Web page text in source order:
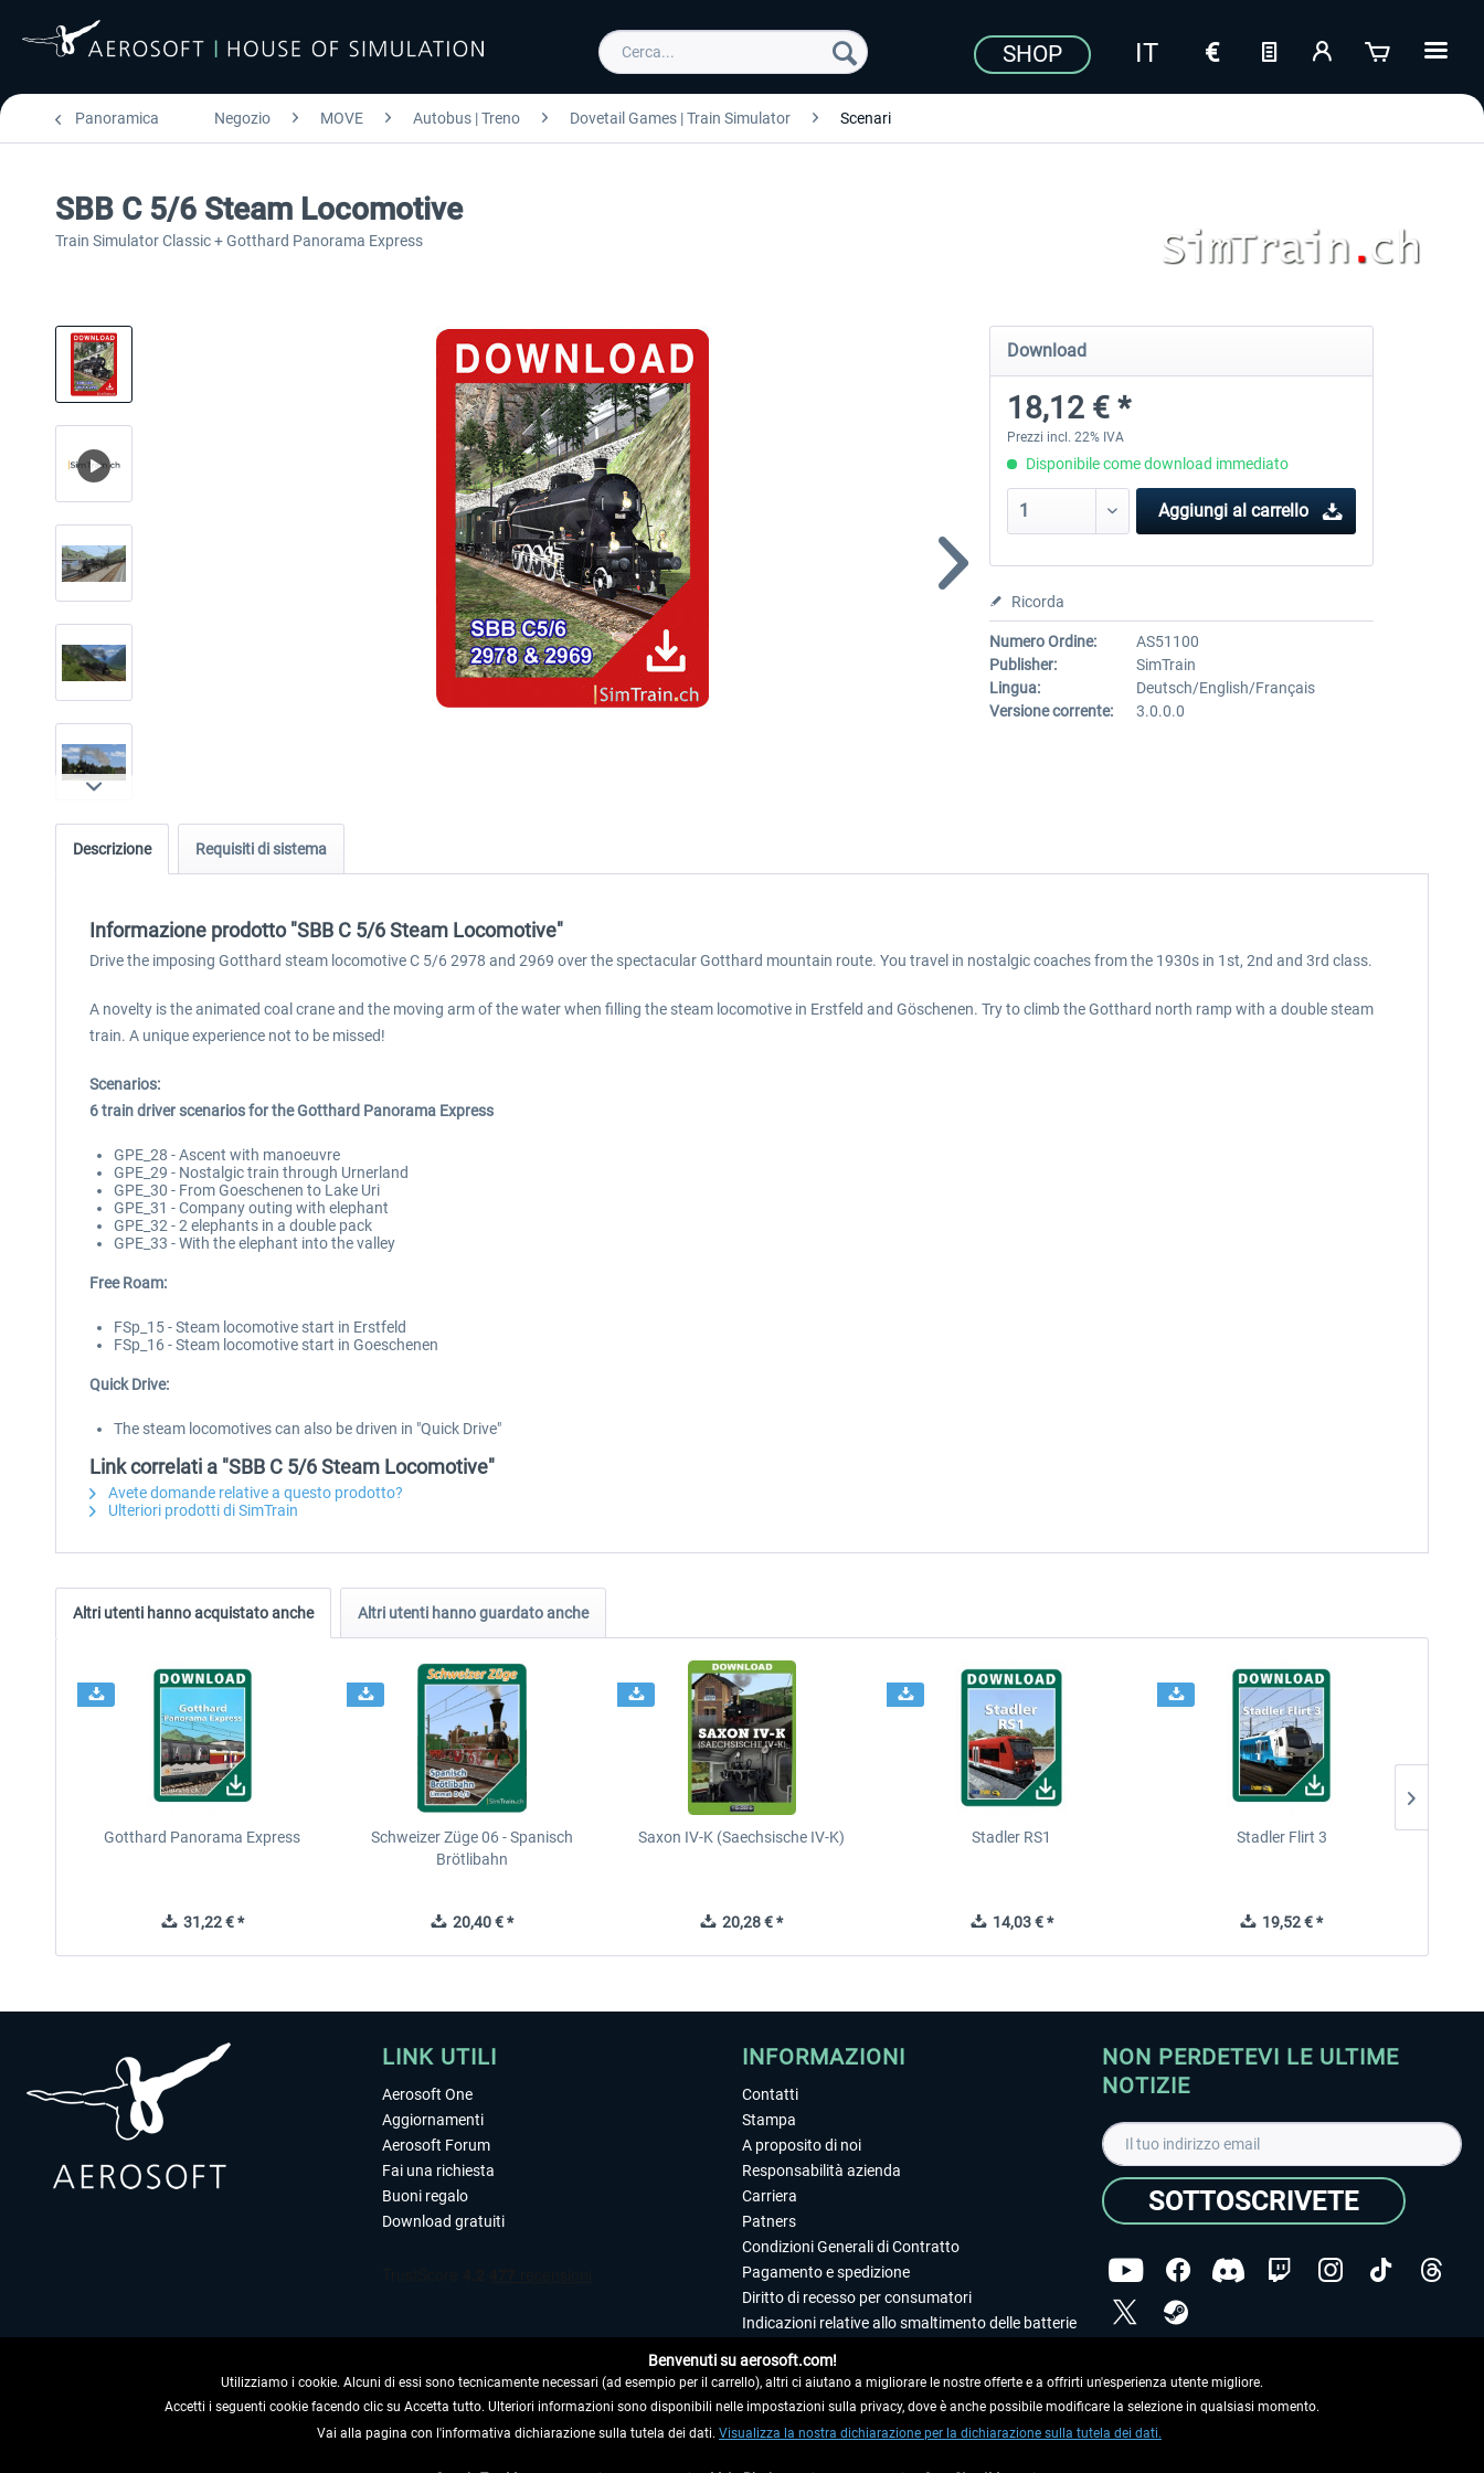
SHOP
Panoramica Negozio MOVE Autobus | Treno Dovetail Games | Train Simulator Scenari
SBB C 5/6 Steam Locomotive
Train Simulator Classic + Gotthard Panorama Express
Download
18,12 € *
Prezzi incl. 22% IVA
Disponibile come download immediato
Aggiungi al carrello
Ricorda
Numero Ordine:
AS51100
Publisher:
SimTrain
Lingua:
Deutsch/English/Français
Versione corrente:
3.0.0.0
Descrizione Requisiti di sistema
Informazione prodotto "SBB C 5/6 Steam Locomotive"
Drive the imposing Gotthard steam locomotive C 5/6 2978 and 2969 over the spectacular Gotthard mountain route. You travel in nostalgic coaches from the 1930s in 1st, 2nd and 3rd class.
A novelty is the animated coal crane and the moving arm of the water when filling the steam locomotive in Erstfeld and Göschenen. Try to climb the Gotthard north ramp with a double steam
train. A unique experience not to be missed!
Scenarios:
6 train driver scenarios for the Gotthard Panorama Express
GPE_28 - Ascent with manoeuvre
GPE_29 - Nostalgic train through Urnerland
GPE_30 - From Goeschenen to Lake Uri
GPE_31 - Company outing with elephant
GPE_32 - 2 elephants in a double pack
GPE_33 - With the elephant into the valley
Free Roam:
FSp_15 - Steam locomotive start in Erstfeld
FSp_16 - Steam locomotive start in Goeschenen
Quick Drive:
The steam locomotives can also be driven in "Quick Drive"
Link correlati a "SBB C 5/6 Steam Locomotive"
Avete domande relative a questo prodotto?
Ulteriori prodotti di SimTrain
Altri utenti hanno acquistato anche Altri utenti hanno guardato anche
Gotthard Panorama Express
31,22 € *
Schweizer Züge 06 - Spanisch
Brötlibahn
20,40 € *
Saxon IV-K (Saechsische IV-K)
20,28 € *
Stadler RS1
14,03 € *
Stadler Flirt 3
19,52 € *
LINK UTILI
Aerosoft One
Aggiornamenti
Aerosoft Forum
Fai una richiesta
Buoni regalo
Download gratuiti
RECEDERE DAL CONTRATTO
INFORMAZIONI
Contatti
Stampa
A proposito di noi
Responsabilità azienda
Carriera
Patners
Condizioni Generali di Contratto
Pagamento e spedizione
Diritto di recesso per consumatori
Indicazioni relative allo smaltimento delle batterie
Editoriale
NON PERDETEVI LE ULTIME
NOTIZIE
SOTTOSCRIVETE
dei dati.
Copyright © Aerosoft GmbH. Tutti i diritti riservati.
Benvenuti su aerosoft.com!
Utilizziamo i cookie. Alcuni di essi sono tecnicamente necessari (ad esempio per il carrello), altri ci aiutano a migliorare le nostre offerte e a offrirti un'esperienza utente migliore.
Accetti i seguenti cookie facendo clic su Accetta tutto. Ulteriori informazioni sono disponibili nelle impostazioni sulla privacy, dove è anche possibile modificare la selezione in qualsiasi momento.
Vai alla pagina con l'informativa dichiarazione sulla tutela dei dati. Visualizza la nostra dichiarazione per la dichiarazione sulla tutela dei dati.